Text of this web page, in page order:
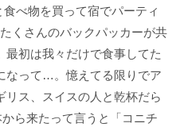
べ物を買って宿でパーティ
くさんのバックパッカーが共
初は我々だけで食事してた
なって…。憶えてる限りでア
リス、スイスの人と乾杯だら
ら来たって言うと「コニチ